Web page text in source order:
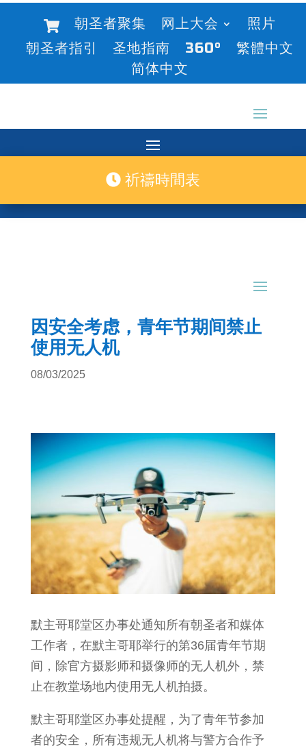
朝圣者聚集 网上大会
照片
朝圣者指引
圣地指南 360°
繁體中文
简体中文
祈禱時間表
因安全考虑，青年节期间禁止
使用无人机
08/03/2025
默主哥耶堂区办事处通知所有朝圣者和媒体
工作者，在默主哥耶举行的第36届青年节期
间，除官方摄影师和摄像师的无人机外，禁
止在教堂场地内使用无人机拍摄。
默主哥耶堂区办事处提醒，为了青年节参加
者的安全，所有违规无人机将与警方合作予